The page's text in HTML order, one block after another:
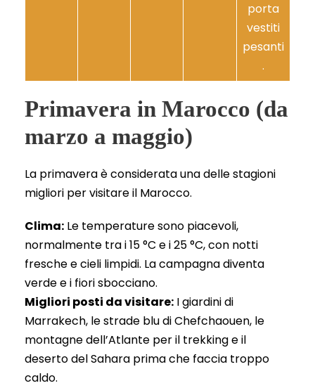
porta
vestiti
pesanti
.
Primavera in Marocco (da
marzo a maggio)
La primavera è considerata una delle stagioni
migliori per visitare il Marocco.
Clima: Le temperature sono piacevoli,
normalmente tra i 15 °C e i 25 °C, con notti
fresche e cieli limpidi. La campagna diventa
verde e i fiori sbocciano.
Migliori posti da visitare: I giardini di
Marrakech, le strade blu di Chefchaouen, le
montagne dell’Atlante per il trekking e il
deserto del Sahara prima che faccia troppo
caldo.